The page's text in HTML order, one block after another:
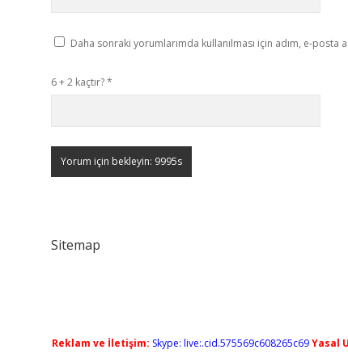
Daha sonraki yorumlarımda kullanılması için adım, e-
6 + 2 kaçtır?*
Sitemap
Reklam ve İletişim: Skype: live:.cid.575569c608265c69 Yasal